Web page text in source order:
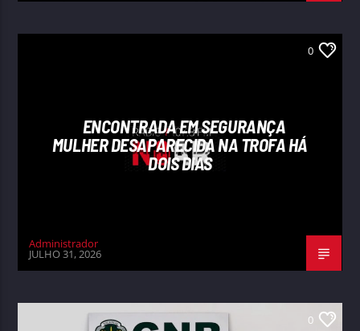
0
ENCONTRADA EM SEGURANÇA
MULHER DESAPARECIDA NA TROFA HÁ
DOIS DIAS
Administrador
JULHO 31, 2026
0